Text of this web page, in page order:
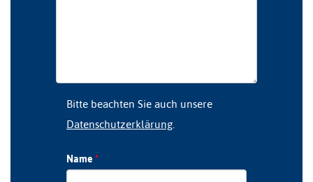
Bitte beachten Sie auch unsere
Datenschutzerklärung.
Name *